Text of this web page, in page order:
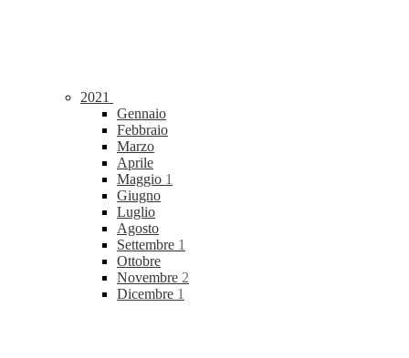
2021
Gennaio
Febbraio
Marzo
Aprile
Maggio 1
Giugno
Luglio
Agosto
Settembre 1
Ottobre
Novembre 2
Dicembre 1